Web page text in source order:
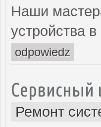
Наши
устройства
odpowiedz
Сервисный
Ремонт